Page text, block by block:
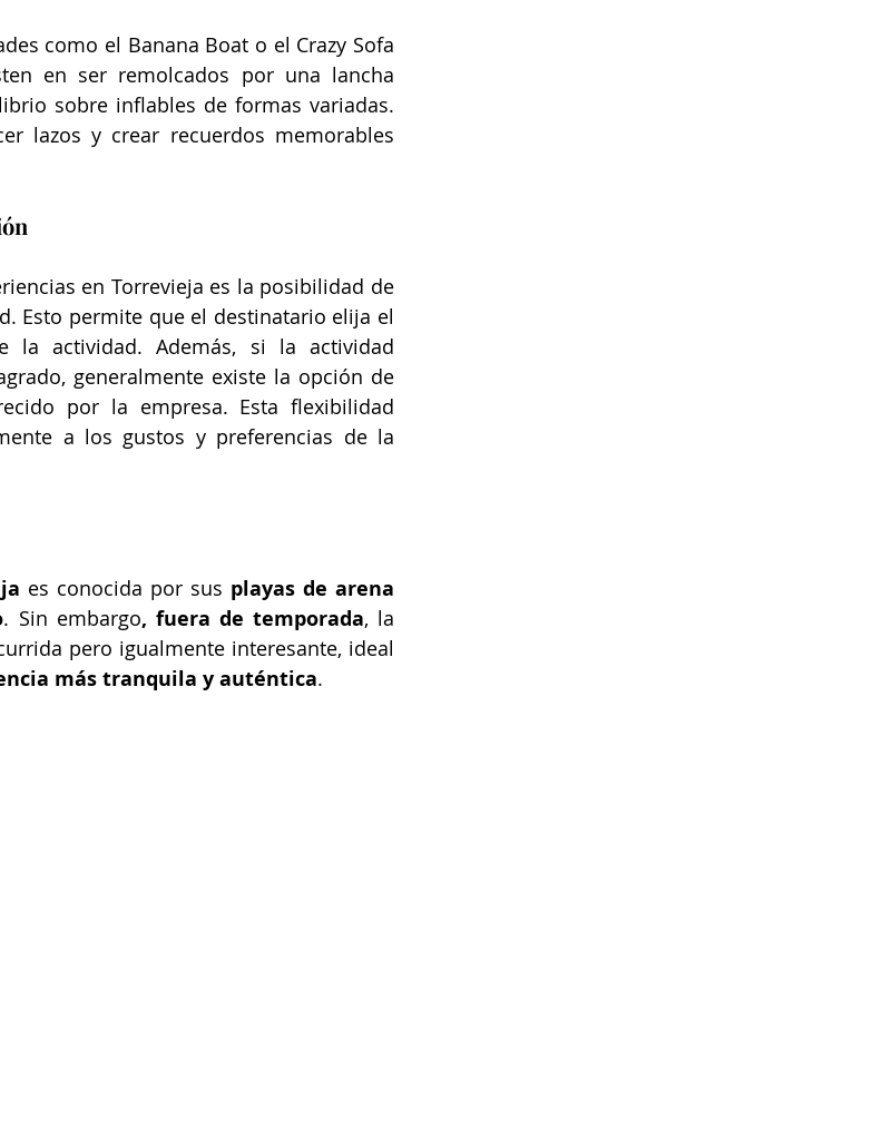
como el Banana Boat o el Crazy Sofa
en ser remolcados por una lancha
sobre inflables de formas variadas.
lazos y crear recuerdos memorables
en Torrevieja es la posibilidad de
Esto permite que el destinatario elija el
la actividad. Además, si la actividad
generalmente existe la opción de
por la empresa. Esta flexibilidad
a los gustos y preferencias de la
es conocida por sus playas de arena
. Sin embargo, fuera de temporada, la
pero igualmente interesante, ideal
más tranquila y auténtica.